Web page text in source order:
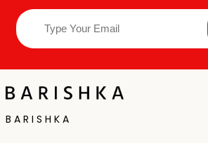
B A R I S H K A